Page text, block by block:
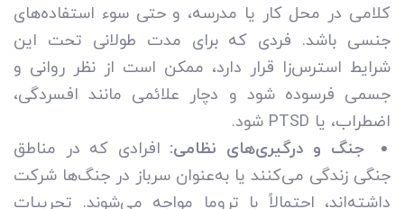
کلامی در محل کار یا مدرسه، و حتی سوء استفاده‌های
جنسی باشد. فردی که برای مدت طولانی تحت این
شرایط استرس‌زا قرار دارد، ممکن است از نظر روانی و
جسمی فرسوده شود و دچار علائمی مانند افسردگی،
اضطراب، یا PTSD شود.
جنگ و درگیری‌های نظامی: افرادی که در مناطق
جنگی زندگی می‌کنند یا به‌عنوان سرباز در جنگ‌ها شرکت
داشته‌اند، احتمالاً با تروما مواجه می‌شوند. تجربیات